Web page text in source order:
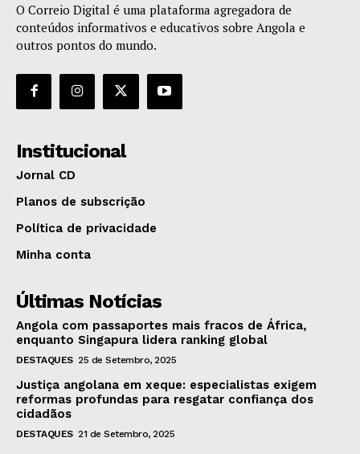
O Correio Digital é uma plataforma agregadora de
conteúdos informativos e educativos sobre Angola e
outros pontos do mundo.
Institucional
Jornal CD
Planos de subscrição
Política de privacidade
Minha conta
Últimas Notícias
Angola com passaportes mais fracos de África,
enquanto Singapura lidera ranking global
DESTAQUES 25 de Setembro, 2025
Justiça angolana em xeque: especialistas exigem
reformas profundas para resgatar confiança dos
cidadãos
DESTAQUES 21 de Setembro, 2025